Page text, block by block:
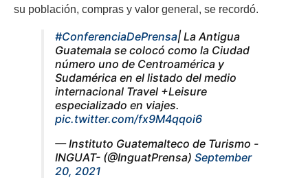
su población, compras y valor general, se recordó.
#ConferenciaDePrensa| La Antigua
Guatemala se colocó como la Ciudad
número uno de Centroamérica y
Sudamérica en el listado del medio
internacional Travel +Leisure
especializado en viajes.
pic.twitter.com/fx9M4qqoi6
— Instituto Guatemalteco de Turismo -
INGUAT- (@InguatPrensa) September
20, 2021